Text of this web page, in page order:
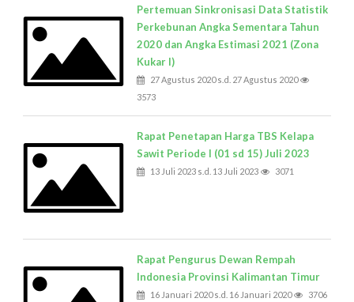
Pertemuan Sinkronisasi Data Statistik
Perkebunan Angka Sementara Tahun
2020 dan Angka Estimasi 2021 (Zona
Kukar I)
27 Agustus 2020 s.d. 27 Agustus 2020
3573
Rapat Penetapan Harga TBS Kelapa
Sawit Periode I (01 sd 15) Juli 2023
13 Juli 2023 s.d. 13 Juli 2023 3071
Rapat Pengurus Dewan Rempah
Indonesia Provinsi Kalimantan Timur
16 Januari 2020 s.d. 16 Januari 2020 3706